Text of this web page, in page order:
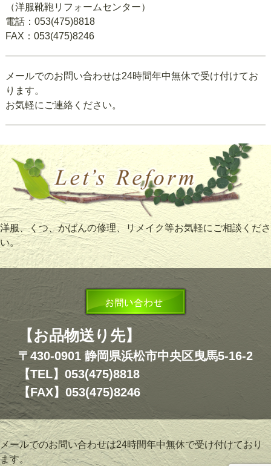
（洋服靴鞄リフォームセンター）
電話：053(475)8818
FAX：053(475)8246
メールでのお問い合わせは24時間年中無休で受け付けてお
ります。
お気軽にご連絡ください。
洋服、くつ、かばんの修理、リメイク等お気軽にご相談くださ
い。
【お品物送り先】
〒430-0901 静岡県浜松市中央区曳馬5-16-2
【TEL】053(475)8818
【FAX】053(475)8246
メールでのお問い合わせは24時間年中無休で受け付けており
ます。